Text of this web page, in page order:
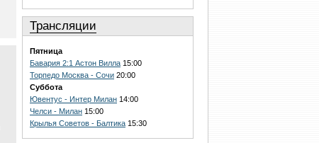
Трансляции
Пятница
Бавария 2:1 Астон Вилла 15:00
Торпедо Москва - Сочи 20:00
Суббота
Ювентус - Интер Милан 14:00
Челси - Милан 15:00
Крылья Советов - Балтика 15:30